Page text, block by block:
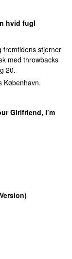
hvid fugl
fremtidens stjerner
med throwbacks
20.
København.
Girlfriend, I’m